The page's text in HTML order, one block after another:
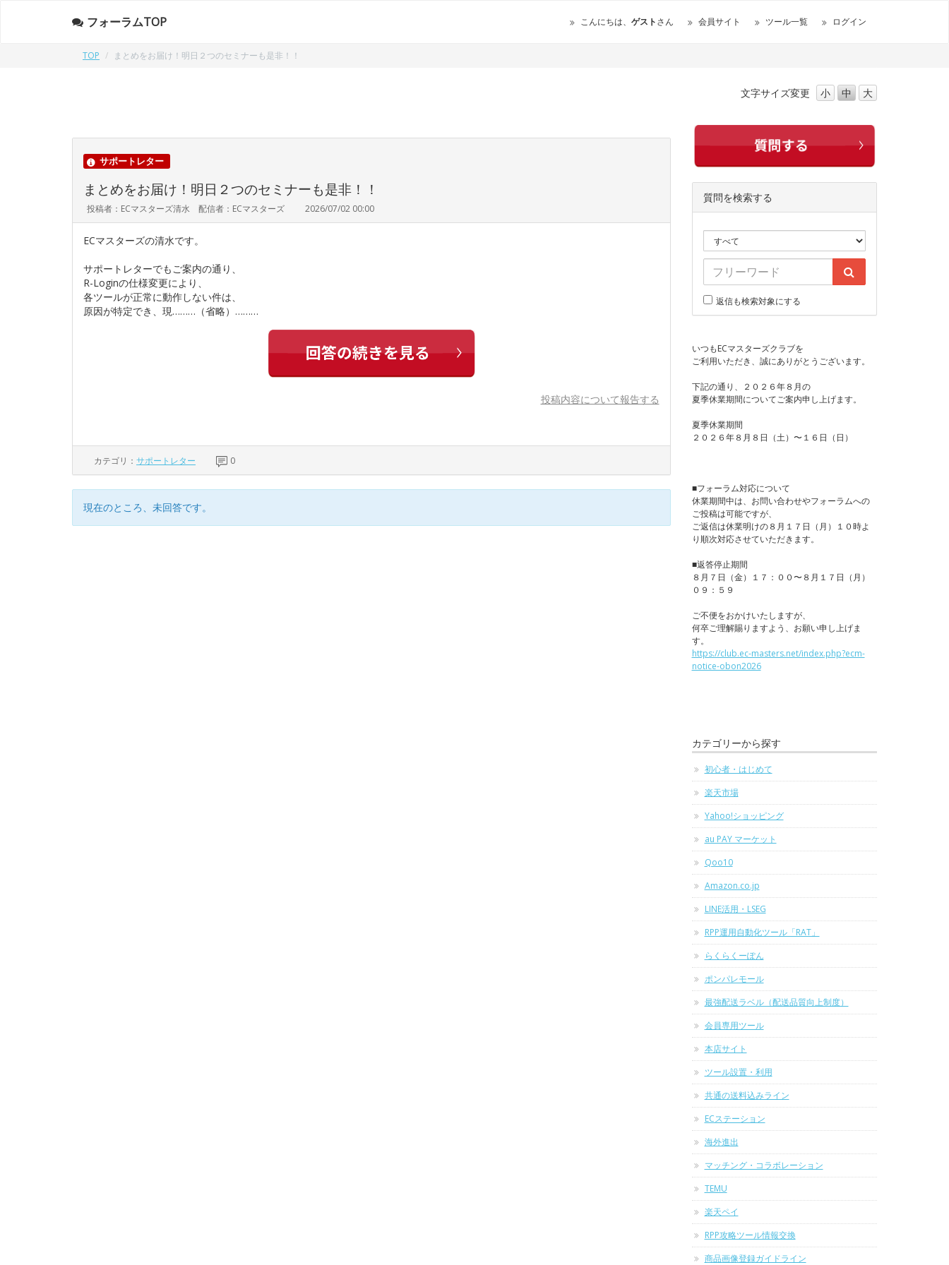
フォーラムTOP こんにちは、 ゲストさん 会員サイト ツール一覧 ログイン
TOP まとめをお届け！明日２つのセミナーも是非！！
文字サイズ変更 小 中 大
サポートレター
まとめをお届け！明日２つのセミナーも是非！！
投稿者：ECマスターズ清水 配信者：ECマスターズ 2026/07/02 00:00
ECマスターズの清水です。
サポートレターでもご案内の通り、
R-Loginの仕様変更により、
各ツールが正常に動作しない件は、
原因が特定でき、現………（省略）………
投稿内容について報告する
カテゴリ： サポートレター 0
現在のところ、未回答です。
質問を検索する
返信も検索対象にする
いつもECマスターズクラブを
ご利用いただき、誠にありがとうございます。
下記の通り、２０２６年８月の
夏季休業期間についてご案内申し上げます。
夏季休業期間
２０２６年８月８日（土）〜１６日（日）
■フォーラム対応について
休業期間中は、お問い合わせやフォーラムへの
ご投稿は可能ですが、
ご返信は休業明けの８月１７日（月）１０時よ
り順次対応させていただきます。
■返答停止期間
８月７日（金）１７：００〜８月１７日（月）
０９：５９
ご不便をおかけいたしますが、
何卒ご理解賜りますよう、お願い申し上げま
す。
https://club.ec-masters.net/index.php?ecm-
notice-obon2026
カテゴリーから探す
初心者・はじめて
楽天市場
Yahoo!ショッピング
au PAY マーケット
Qoo10
Amazon.co.jp
LINE活用・LSEG
RPP運用自動化ツール「RAT」
らくらくーぽん
ポンパレモール
最強配送ラベル（配送品質向上制度）
会員専用ツール
本店サイト
ツール設置・利用
共通の送料込みライン
ECステーション
海外進出
マッチング・コラボレーション
TEMU
楽天ペイ
RPP攻略ツール情報交換
商品画像登録ガイドライン